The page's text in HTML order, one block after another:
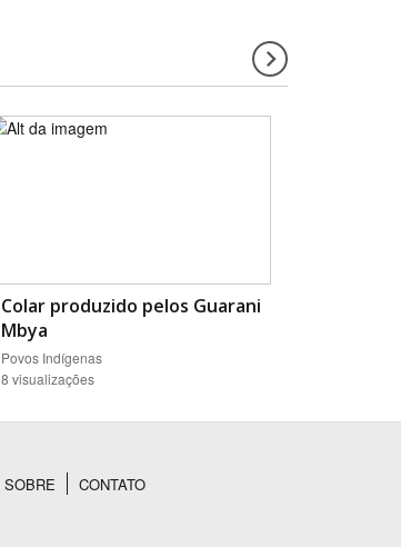
Colar produzido pelos Guarani
Mbya
Povos Indígenas
8 visualizações
SOBRE CONTATO